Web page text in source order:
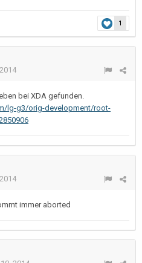
1
bei XDA gefunden.
lg-g3/orig-development/root-
immer aborted